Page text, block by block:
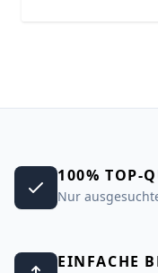
100% TOP-
Nur
EINFACHE